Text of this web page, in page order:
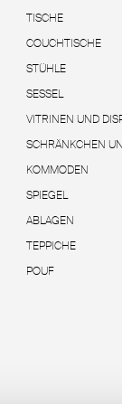
TISCHE
COUCHTISCHE
STÜHLE
SESSEL
VITRINEN UND
SCHRÄNKCHEN
KOMMODEN
SPIEGEL
ABLAGEN
TEPPICHE
POUF